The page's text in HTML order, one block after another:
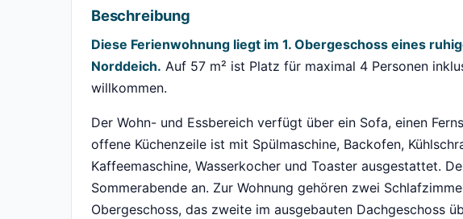
Beschreibung
Diese Ferienwohnung liegt im 1. Obergeschoss eines
Norddeich. Auf 57 m² ist Platz für maximal 4 Personen
willkommen.
Der Wohn- und Essbereich verfügt über ein Sofa, einen
offene Küchenzeile ist mit Spülmaschine, Backofen,
Kaffeemaschine, Wasserkocher und Toaster ausgestattet.
Sommerabende an. Zur Wohnung gehören zwei
Obergeschoss, das zweite im ausgebauten Dachgeschoss